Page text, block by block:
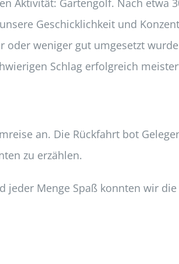
Geschicklichkeit und
weniger gut umgesetzt
Schlag erfolgreich
an. Die Rückfahrt bot
zu erzählen.
Menge Spaß konnten wir